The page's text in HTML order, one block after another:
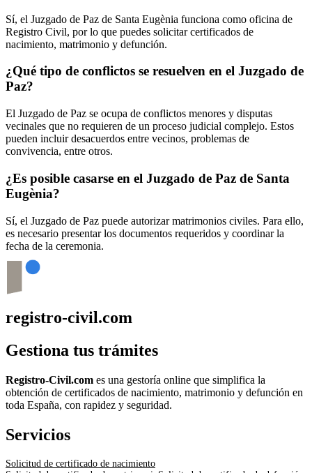
Sí, el Juzgado de Paz de Santa Eugènia funciona como oficina de
Registro Civil, por lo que puedes solicitar certificados de
nacimiento, matrimonio y defunción.
¿Qué tipo de conflictos se resuelven en el Juzgado de
Paz?
El Juzgado de Paz se ocupa de conflictos menores y disputas
vecinales que no requieren de un proceso judicial complejo. Estos
pueden incluir desacuerdos entre vecinos, problemas de
convivencia, entre otros.
¿Es posible casarse en el Juzgado de Paz de Santa
Eugènia?
Sí, el Juzgado de Paz puede autorizar matrimonios civiles. Para ello,
es necesario presentar los documentos requeridos y coordinar la
fecha de la ceremonia.
registro-civil.com
Gestiona tus trámites
Registro-Civil.com es una gestoría online que simplifica la
obtención de certificados de nacimiento, matrimonio y defunción en
toda España, con rapidez y seguridad.
Servicios
Solicitud de certificado de nacimiento